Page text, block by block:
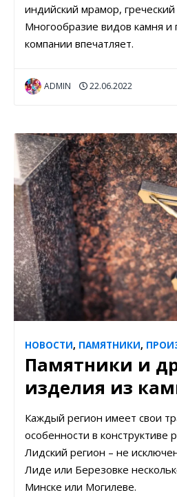
индийский мрамор,
Многообразие видов камня и
компании впечатляет.
ADMIN 22.06.2022
НОВОСТИ, ПАМЯТНИКИ,
Памятники и
изделия из
Каждый регион имеет свои
особенности в конструктиве
Лидский регион – не
Лиде или Березовке
Минске или Могилеве.